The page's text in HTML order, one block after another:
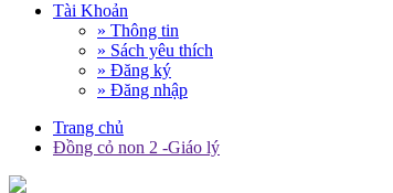
Tài Khoản
» Thông tin
» Sách yêu thích
» Đăng ký
» Đăng nhập
Trang chủ
Đồng cỏ non 2 -Giáo lý